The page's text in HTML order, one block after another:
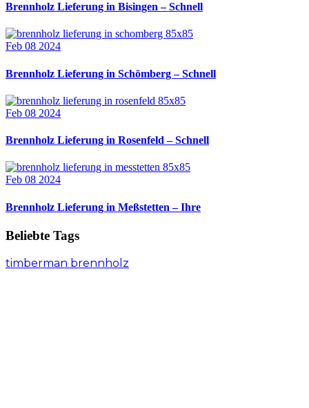
Brennholz Lieferung in Bisingen – Schnell
Feb 08 2024
Brennholz Lieferung in Schömberg – Schnell
Feb 08 2024
Brennholz Lieferung in Rosenfeld – Schnell
Feb 08 2024
Brennholz Lieferung in Meßstetten – Ihre
Beliebte Tags
timberman brennholz